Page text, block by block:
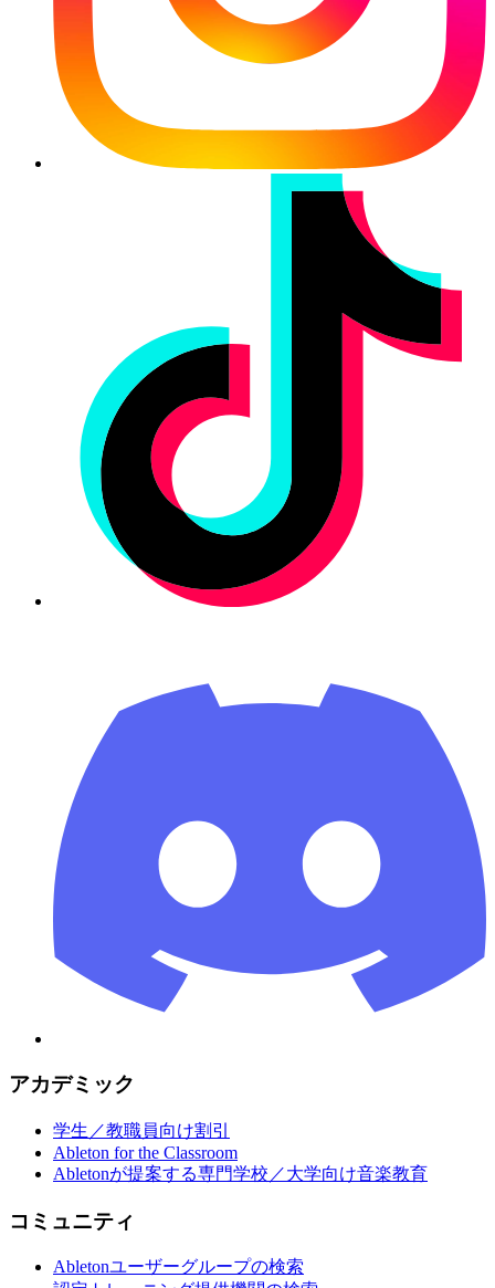
アカデミック
学生／教職員向け割引
Ableton for the Classroom
Abletonが提案する専門学校／大学向け音楽教育
コミュニティ
Abletonユーザーグループの検索